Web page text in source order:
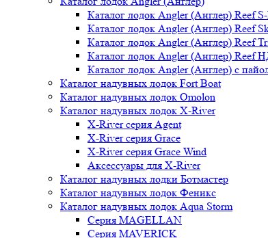
Каталог лодок Angler (Англер) Reef
Каталог лодок Angler (Англер) Reef
Каталог лодок Angler (Англер) Reef
Каталог лодок Angler (Англер) Reef
Каталог лодок Angler (Англер) с
Каталог надувных лодок Fort Boat
Каталог надувных лодок Omolon
Каталог надувных лодок X-River
X-River серия Agent
X-River серия Grace
X-River серия Grace Wind
Аксессуары для X-River
Каталог надувных лодки Ботмастер
Каталог надувных лодок Феникc
Каталог надувных лодок Aqua Storm
Серия MAGELLAN
Серия MAVERICK